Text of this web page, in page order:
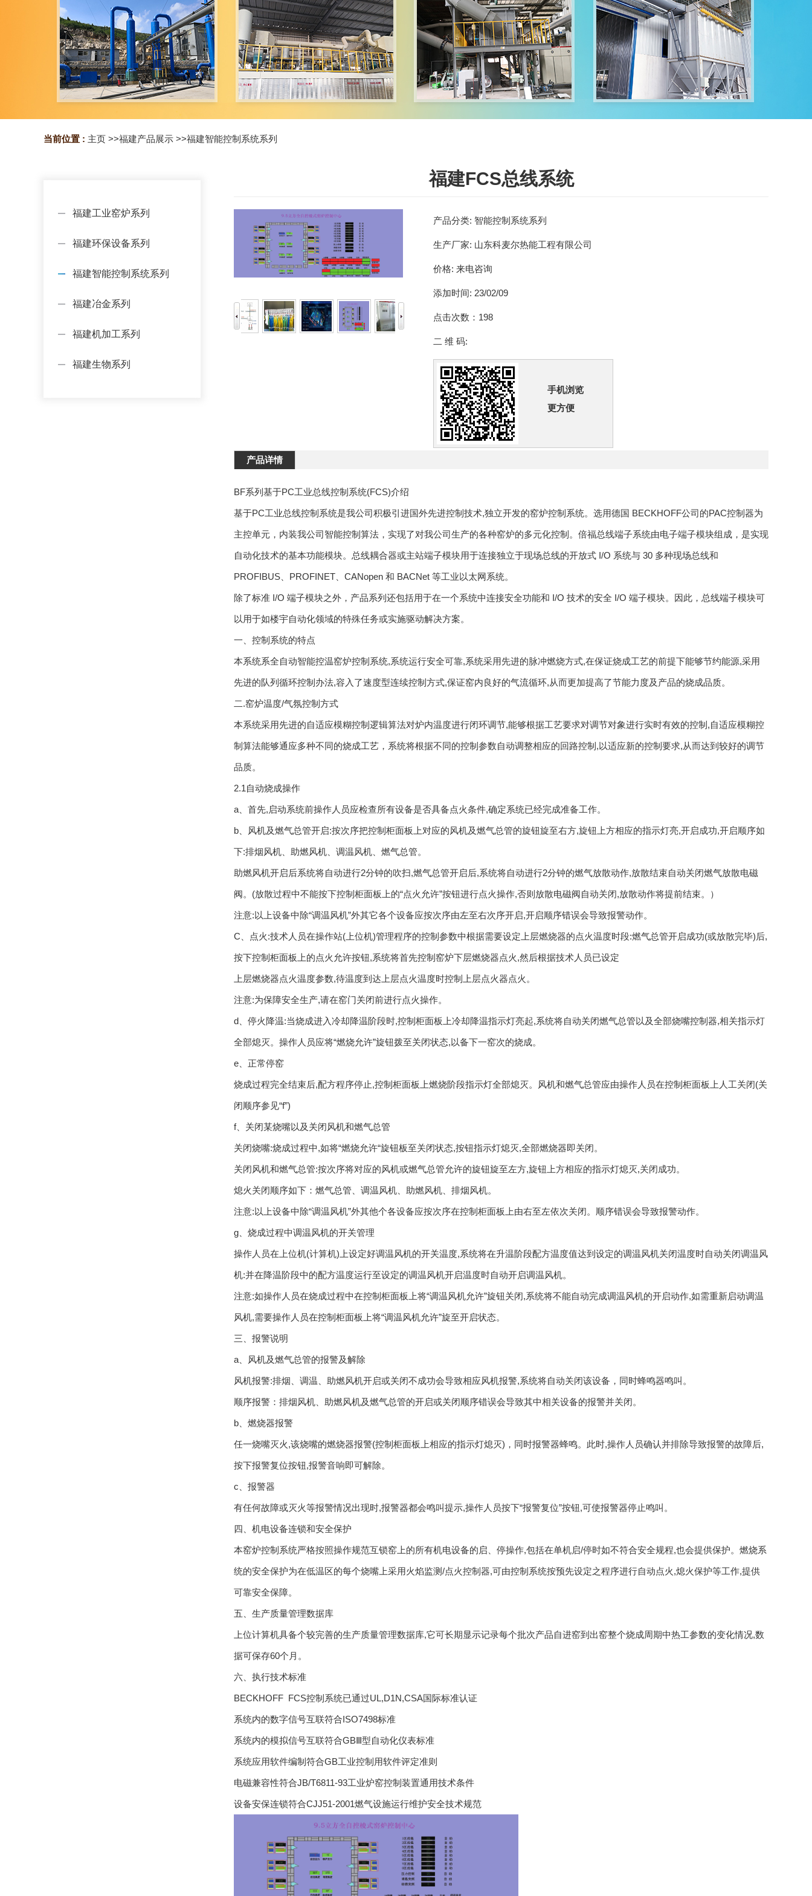
当前位置 : 主页 >>福建产品展示 >>福建智能控制系统系列
福建工业窑炉系列
福建环保设备系列
福建智能控制系统系列
福建冶金系列
福建机加工系列
福建生物系列
福建FCS总线系统
产品分类: 智能控制系统系列
生产厂家: 山东科麦尔热能工程有限公司
价格: 来电咨询
添加时间: 23/02/09
点击次数： 198
二 维 码:
手机浏览
更方便
产品详情
BF系列基于PC工业总线控制系统(FCS)介绍
基于PC工业总线控制系统是我公司积极引进国外先进控制技术,独立开发的窑炉控制系统。选用德国 BECKHOFF公司的PAC控制器为
主控单元，内装我公司智能控制算法，实现了对我公司生产的各种窑炉的多元化控制。倍福总线端子系统由电子端子模块组成，是实现
自动化技术的基本功能模块。总线耦合器或主站端子模块用于连接独立于现场总线的开放式 I/O 系统与 30 多种现场总线和
PROFIBUS、PROFINET、CANopen 和 BACNet 等工业以太网系统。
除了标准 I/O 端子模块之外，产品系列还包括用于在一个系统中连接安全功能和 I/O 技术的安全 I/O 端子模块。因此，总线端子模块可
以用于如楼宇自动化领域的特殊任务或实施驱动解决方案。
一、控制系统的特点
本系统系全自动智能控温窑炉控制系统,系统运行安全可靠,系统采用先进的脉冲燃烧方式,在保证烧成工艺的前提下能够节约能源,采用
先进的队列循环控制办法,容入了速度型连续控制方式,保证窑内良好的气流循环,从而更加提高了节能力度及产品的烧成品质。
二.窑炉温度/气氛控制方式
本系统采用先进的自适应模糊控制逻辑算法对炉内温度进行闭环调节,能够根据工艺要求对调节对象进行实时有效的控制,自适应模糊控
制算法能够通应多种不同的烧成工艺，系统将根据不同的控制参数自动调整相应的回路控制,以适应新的控制要求,从而达到较好的调节
品质。
2.1自动烧成操作
a、首先,启动系统前操作人员应检查所有设备是否具备点火条件,确定系统已经完成准备工作。
b、风机及燃气总管开启:按次序把控制柜面板上对应的风机及燃气总管的旋钮旋至右方,旋钮上方相应的指示灯亮,开启成功,开启顺序如
下:排烟风机、助燃风机、调温风机、燃气总管。
助燃风机开启后系统将自动进行2分钟的吹扫,燃气总管开启后,系统将自动进行2分钟的燃气放散动作,放散结束自动关闭燃气放散电磁
阀。(放散过程中不能按下控制柜面板上的“点火允许”按钮进行点火操作,否则放散电磁阀自动关闭,放散动作将提前结束。）
注意:以上设备中除“调温风机”外其它各个设备应按次序由左至右次序开启,开启顺序错误会导致报警动作。
C、点火:技术人员在操作站(上位机)管理程序的控制参数中根据需要设定上层燃烧器的点火温度时段:燃气总管开启成功(或放散完毕)后,
按下控制柜面板上的点火允许按钮,系统将首先控制窑炉下层燃烧器点火,然后根据技术人员已设定
上层燃烧器点火温度参数,待温度到达上层点火温度时控制上层点火器点火。
注意:为保障安全生产,请在窑门关闭前进行点火操作。
d、停火降温:当烧成进入冷却降温阶段时,控制柜面板上冷却降温指示灯亮起,系统将自动关闭燃气总管以及全部烧嘴控制器,相关指示灯
全部熄灭。操作人员应将“燃烧允许”旋钮拨至关闭状态,以备下一窑次的烧成。
e、正常停窑
烧成过程完全结束后,配方程序停止,控制柜面板上燃烧阶段指示灯全部熄灭。风机和燃气总管应由操作人员在控制柜面板上人工关闭(关
闭顺序参见“f”)
f、关闭某烧嘴以及关闭风机和燃气总管
关闭烧嘴:烧成过程中,如将“燃烧允许“旋钮板至关闭状态,按钮指示灯熄灭,全部燃烧器即关闭。
关闭风机和燃气总管:按次序将对应的风机或燃气总管允许的旋钮旋至左方,旋钮上方相应的指示灯熄灭,关闭成功。
熄火关闭顺序如下：燃气总管、调温风机、助燃风机、排烟风机。
注意:以上设备中除“调温风机”外其他个各设备应按次序在控制柜面板上由右至左依次关闭。顺序错误会导致报警动作。
g、烧成过程中调温风机的开关管理
操作人员在上位机(计算机)上设定好调温风机的开关温度,系统将在升温阶段配方温度值达到设定的调温风机关闭温度时自动关闭调温风
机:并在降温阶段中的配方温度运行至设定的调温风机开启温度时自动开启调温风机。
注意:如操作人员在烧成过程中在控制柜面板上将“调温风机允许”旋钮关闭,系统将不能自动完成调温风机的开启动作,如需重新启动调温
风机,需要操作人员在控制柜面板上将“调温风机允许”旋至开启状态。
三、报警说明
a、风机及燃气总管的报警及解除
风机报警:排烟、调温、助燃风机开启或关闭不成功会导致相应风机报警,系统将自动关闭该设备，同时蜂鸣器鸣叫。
顺序报警：排烟风机、助燃风机及燃气总管的开启或关闭顺序错误会导致其中相关设备的报警并关闭。
b、燃烧器报警
任一烧嘴灭火,该烧嘴的燃烧器报警(控制柜面板上相应的指示灯熄灭)，同时报警器蜂鸣。此时,操作人员确认并排除导致报警的故障后,
按下报警复位按钮,报警音响即可解除。
c、报警器
有任何故障或灭火等报警情况出现时,报警器都会鸣叫提示,操作人员按下“报警复位”按钮,可使报警器停止鸣叫。
四、机电设备连锁和安全保护
本窑炉控制系统严格按照操作规范互锁窑上的所有机电设备的启、停操作,包括在单机启/停时如不符合安全规程,也会提供保护。燃烧系
统的安全保护为在低温区的每个烧嘴上采用火焰监测/点火控制器,可由控制系统按预先设定之程序进行自动点火,熄火保护等工作,提供
可靠安全保障。
五、生产质量管理数据库
上位计算机具备个较完善的生产质量管理数据库,它可长期显示记录每个批次产品自进窑到出窑整个烧成周期中热工参数的变化情况,数
据可保存60个月。
六、执行技术标准
BECKHOFF FCS控制系统已通过UL,D1N,CSA国际标准认证
系统内的数字信号互联符合ISO7498标准
系统内的模拟信号互联符合GBⅢ型自动化仪表标准
系统应用软件编制符合GB工业控制用软件评定准则
电磁兼容性符合JB/T6811-93工业炉窑控制装置通用技术条件
设备安保连锁符合CJJ51-2001燃气设施运行维护安全技术规范